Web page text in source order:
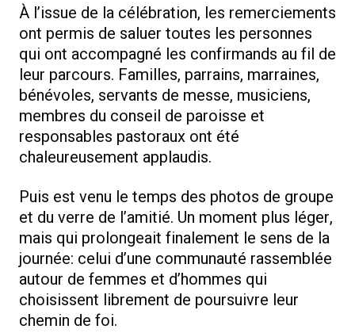
À l’issue de la célébration, les remerciements
ont permis de saluer toutes les personnes
qui ont accompagné les confirmands au fil de
leur parcours. Familles, parrains, marraines,
bénévoles, servants de messe, musiciens,
membres du conseil de paroisse et
responsables pastoraux ont été
chaleureusement applaudis.
Puis est venu le temps des photos de groupe
et du verre de l’amitié. Un moment plus léger,
mais qui prolongeait finalement le sens de la
journée: celui d’une communauté rassemblée
autour de femmes et d’hommes qui
choisissent librement de poursuivre leur
chemin de foi.